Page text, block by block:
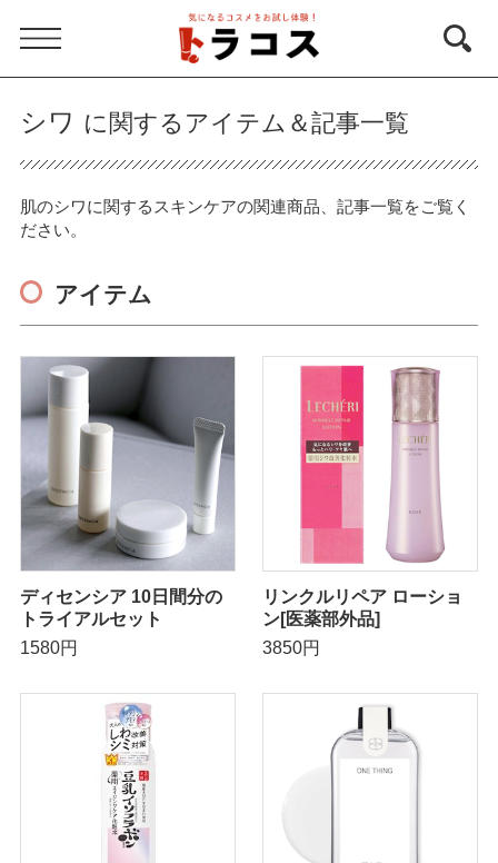
シワ に関するアイテム＆記事一覧
肌のシワに関するスキンケアの関連商品、記事一覧をご覧く
ださい。
アイテム
ディセンシア 10日間分の
トライアルセット
1580円
リンクルリペア ローショ
ン[医薬部外品]
3850円